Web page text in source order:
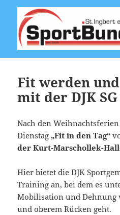
Fit werden
mit der DJK
Nach den
Dienstag „Fit in den Tag“
der Kurt-Marschollek-
Hier bietet die DJK
Training an, bei dem es
Mobilisation und Dehnung
und oberem Rücken geht.